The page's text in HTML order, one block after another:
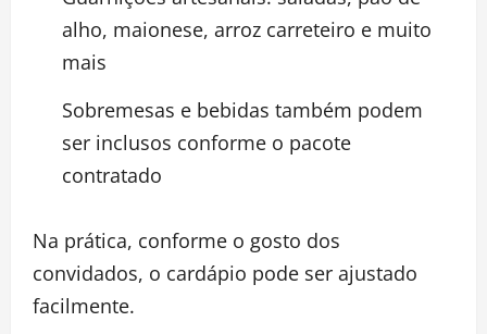
alho, maionese, arroz carreteiro e muito
mais
Sobremesas e bebidas também podem
ser inclusos conforme o pacote
contratado
Na prática, conforme o gosto dos
convidados, o cardápio pode ser ajustado
facilmente.